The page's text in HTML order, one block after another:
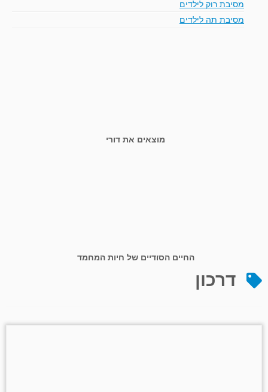
מסיבת רוק לילדים
מסיבת תה לילדים
מוצאים את דורי
החיים הסודיים של חיות המחמד
דרכון